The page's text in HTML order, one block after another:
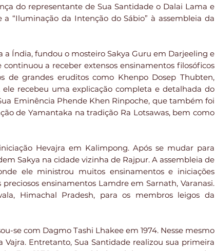
do representante de Sua Santidade o Dalai Lama e
“Iluminação da Intenção do Sábio” à assembleia da
a Índia, fundou o mosteiro Sakya Guru em Darjeeling e
a receber extensos ensinamentos filosóficos
de grandes eruditos como Khenpo Dosep Thubten,
recebeu uma explicação completa e detalhada do
Eminência Phende Khen Rinpoche, que também foi
de Yamantaka na tradição Ra Lotsawas, bem como
Hevajra em Kalimpong. Após se mudar para
Sakya na cidade vizinha de Rajpur. A assembleia de
ele ministrou muitos ensinamentos e iniciações
ensinamentos Lamdre em Sarnath, Varanasi.
Himachal Pradesh, para os membros leigos da
se com Dagmo Tashi Lhakee em 1974. Nesse mesmo
Entretanto, Sua Santidade realizou sua primeira